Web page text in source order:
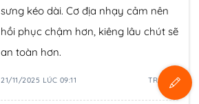
sưng kéo dài. Cơ địa nhạy cảm nên
hồi phục chậm hơn, kiêng lâu chút sẽ
an toàn hơn.
21/11/2025 LÚC 09:11 TRẢ LỜI